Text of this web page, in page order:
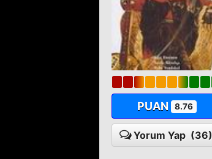
PUAN 8.76
Yorum Yap (36)